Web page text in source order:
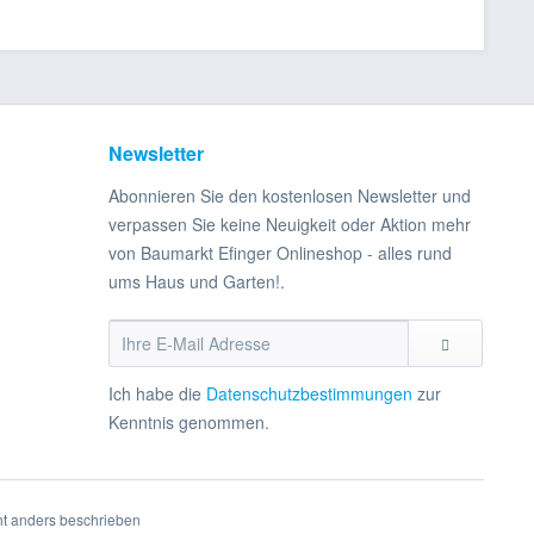
Newsletter
Abonnieren Sie den kostenlosen Newsletter und
verpassen Sie keine Neuigkeit oder Aktion mehr
von Baumarkt Efinger Onlineshop - alles rund
ums Haus und Garten!.
Ich habe die Datenschutzbestimmungen zur
Kenntnis genommen.
anders beschrieben